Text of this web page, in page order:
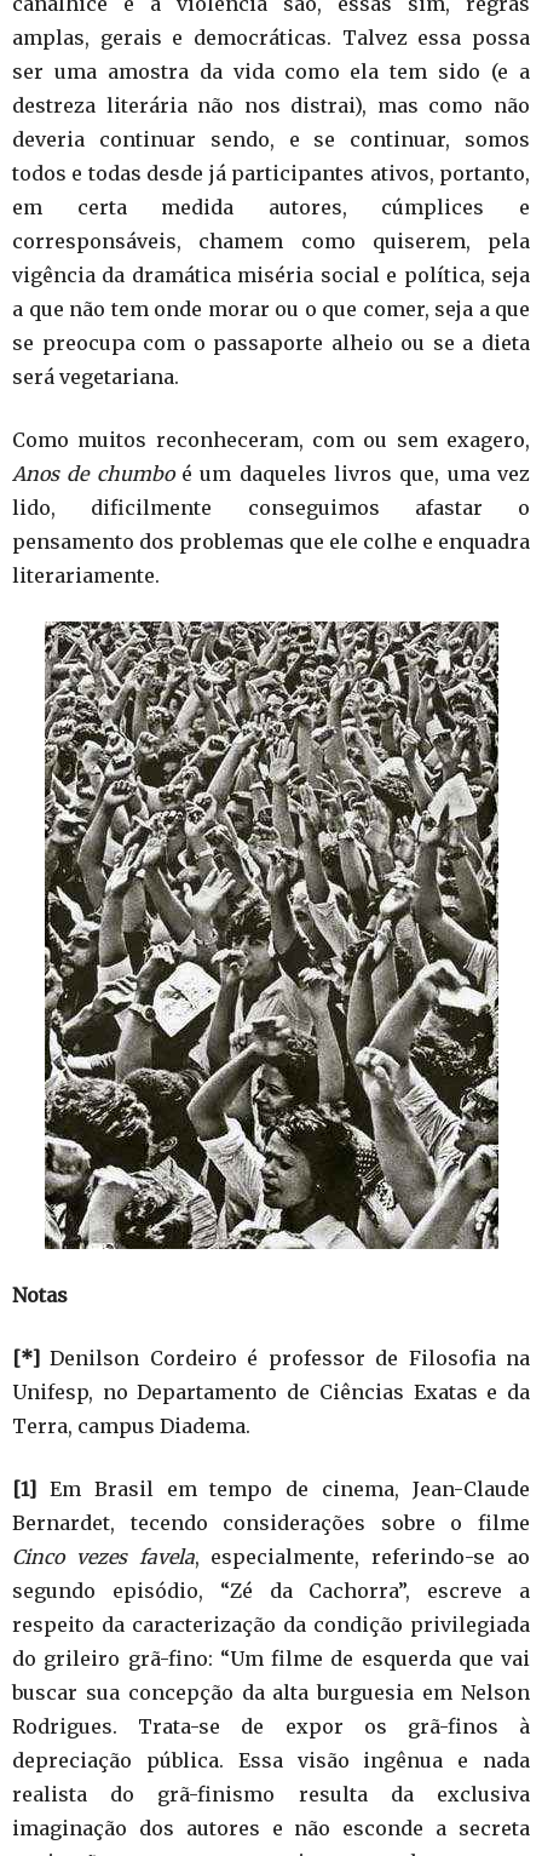
amplas, gerais e democráticas. Talvez essa possa
ser uma amostra da vida como ela tem sido (e a
destreza literária não nos distrai), mas como não
deveria continuar sendo, e se continuar, somos
todos e todas desde já participantes ativos, portanto,
em certa medida autores, cúmplices e
corresponsáveis, chamem como quiserem, pela
vigência da dramática miséria social e política, seja
a que não tem onde morar ou o que comer, seja a que
se preocupa com o passaporte alheio ou se a dieta
será vegetariana.
Como muitos reconheceram, com ou sem exagero,
Anos de chumboé um daqueles livros que, uma vez
lido, dificilmente conseguimos afastar o
pensamento dos problemas que ele colhe e enquadra
literariamente.
Notas
[*] Denilson Cordeiro é professor de Filosofia na
Unifesp, no Departamento de Ciências Exatas e da
Terra, campus Diadema.
[1]
Em Brasil em tempo de cinema, Jean-Claude
Bernardet, tecendo considerações sobre o filme
Cinco vezes favela, especialmente, referindo-se ao
segundo episódio, “Zé da Cachorra”, escreve a
respeito da caracterização da condição privilegiada
do grileiro grã-fino: “Um filme de esquerda que vai
buscar sua concepção da alta burguesia em Nelson
Rodrigues. Trata-se de expor os grã-finos à
depreciação pública. Essa visão ingênua e nada
realista do grã-finismo resulta da exclusiva
imaginação dos autores e não esconde a secreta